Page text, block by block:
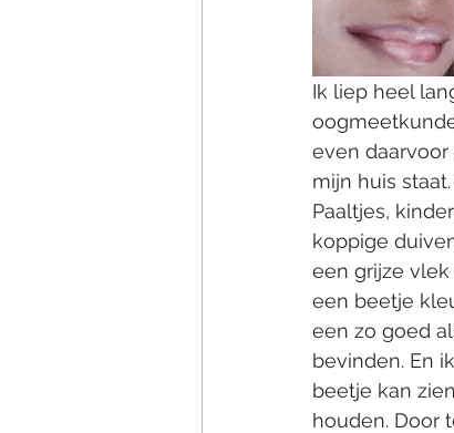
Ik liep heel
even
mijn huis
Paaltjes,
koppige
een grijze
een beetje
een zo goed
bevinden. En
beetje kan
houden. Door